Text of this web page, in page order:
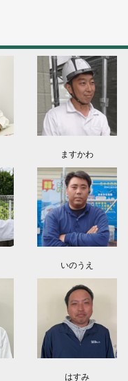
。ありがとう御座います！
ありがとう御座います！
ありがとう御座います！
ありがとう御座います！
。ありがとう御座います！
ますかわ
いのうえ
はすみ